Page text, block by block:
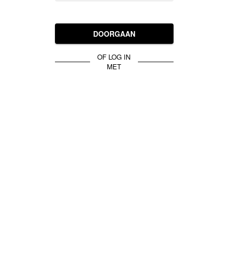
DOORGAAN
OF LOG IN
MET